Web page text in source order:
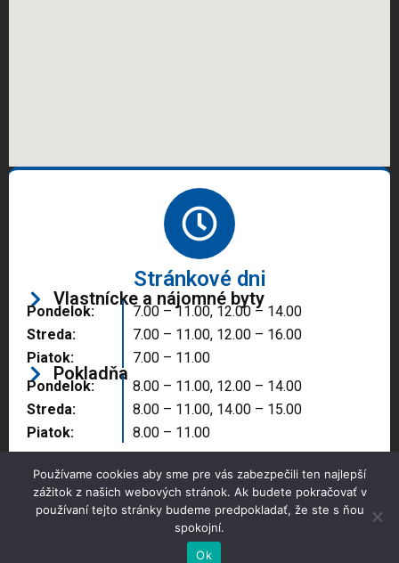
Stránkové dni
Vlastnícke a nájomné byty
Pondelok:
Streda:
Piatok:
7.00 – 11.00, 12.00 – 14.00
7.00 – 11.00, 12.00 – 16.00
7.00 – 11.00
Pokladňa
Pondelok:
Streda:
Piatok:
8.00 – 11.00, 12.00 – 14.00
8.00 – 11.00, 14.00 – 15.00
8.00 – 11.00
Copyright © 2025 Správa majetku mesta, n.o.,
Partizánske
Používame cookies aby sme pre vás zabezpečili ten najlepší
zážitok z našich webových stránok. Ak budete pokračovať v
používaní tejto stránky budeme predpokladať, že ste s ňou
spokojní.
Ok